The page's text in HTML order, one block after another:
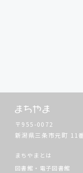
〒955-0072
新潟県三条市元町 11
まちやまとは
図書館・電子図書館